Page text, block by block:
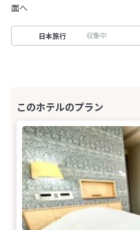
面へ
日本旅行 収集中